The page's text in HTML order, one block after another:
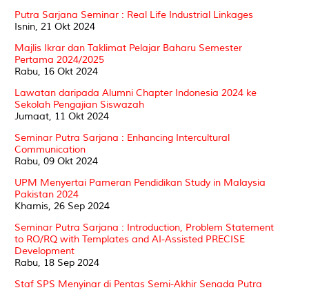
Putra Sarjana Seminar : Real Life Industrial Linkages
Isnin, 21 Okt 2024
Majlis Ikrar dan Taklimat Pelajar Baharu Semester
Pertama 2024/2025
Rabu, 16 Okt 2024
Lawatan daripada Alumni Chapter Indonesia 2024 ke
Sekolah Pengajian Siswazah
Jumaat, 11 Okt 2024
Seminar Putra Sarjana : Enhancing Intercultural
Communication
Rabu, 09 Okt 2024
UPM Menyertai Pameran Pendidikan Study in Malaysia
Pakistan 2024
Khamis, 26 Sep 2024
Seminar Putra Sarjana : Introduction, Problem Statement
to RO/RQ with Templates and AI-Assisted PRECISE
Development
Rabu, 18 Sep 2024
Staf SPS Menyinar di Pentas Semi-Akhir Senada Putra